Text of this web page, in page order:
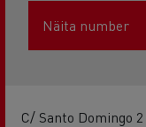
Näita number
C/ Santo Domingo 2